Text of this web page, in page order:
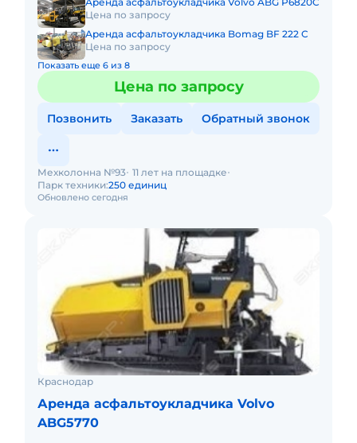
Цена по запросу
Аренда асфальтоукладчика Bomag BF 222 C
Цена по запросу
Показать еще 6 из 8
Цена по запросу
Позвонить Заказать Обратный звонок
Обновлено сегодня
Мехколонна №93 11 лет на площадке
Парк техники:250 единиц
Краснодар
Аренда асфальтоукладчика Volvo
ABG5770